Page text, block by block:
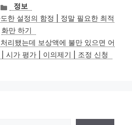
카
테
고
리
정보
한 설정의 함정 | 정말 필요한 최적
화만 하기
리됐는데 보상액에 불만 있으면 어
시가 평가 | 이의제기 | 조정 신청